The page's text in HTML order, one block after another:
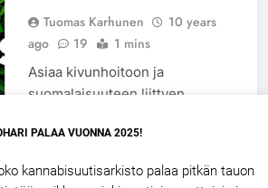
Tuomas Karhunen
10 years
ago
19 1 mins
Asiaa kivunhoitoon ja
suomalaisuuteen liittyen.
PALAA VUONNA 2025!
kannabisuutisarkisto palaa pitkän tauon